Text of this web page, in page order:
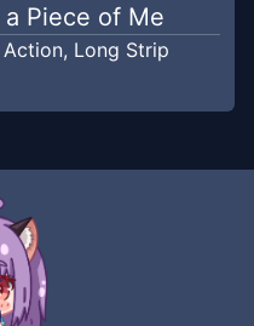
Piece of Me
Action, Long Strip